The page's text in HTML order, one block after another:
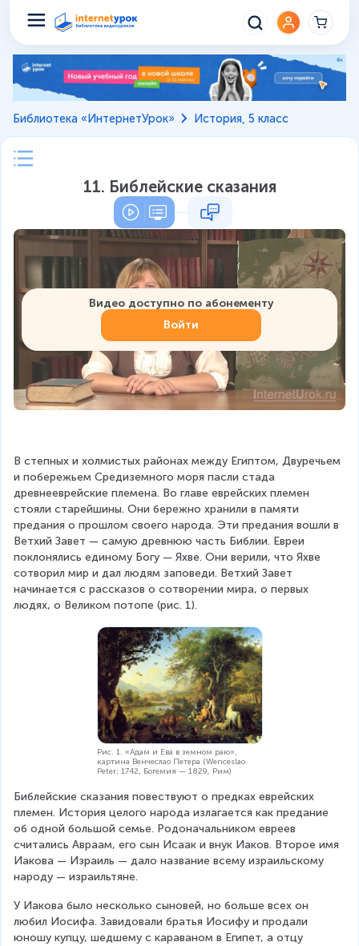
Библиотека «ИнтернетУрок» История, 5 класс
11. Библейские сказания
Видео доступно по абонементу
Войти
В степных и холмистых районах между Египтом, Двуречьем
и побережьем Средиземного моря пасли стада
древнееврейские племена. Во главе еврейских племен
стояли старейшины. Они бережно хранили в памяти
предания о прошлом своего народа. Эти предания вошли в
Ветхий Завет — самую древнюю часть Библии. Евреи
поклонялись единому Богу — Яхве. Они верили, что Яхве
сотворил мир и дал людям заповеди. Ветхий Завет
начинается с рассказов о сотворении мира, о первых
людях, о Великом потопе (рис. 1).
Рис. 1. «Адам и Ева в земном раю»,
картина Венчеслао Петера (Wenceslao
Peter; 1742, Богемия — 1829, Рим)
Библейские сказания повествуют о предках еврейских
племен. История целого народа излагается как предание
об одной большой семье. Родоначальником евреев
считались Авраам, его сын Исаак и внук Иаков. Второе имя
Иакова — Израиль — дало название всему израильскому
народу — израильтяне.
У Иакова было несколько сыновей, но больше всех он
любил Иосифа. Завидовали братья Иосифу и продали
юношу купцу, шедшему с караваном в Египет, а отцу